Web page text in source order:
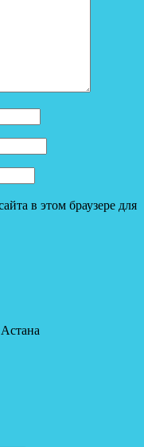
в этом браузере для